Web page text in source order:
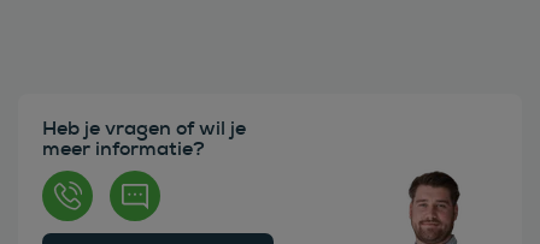
Heb je vragen of wil je
meer informatie?